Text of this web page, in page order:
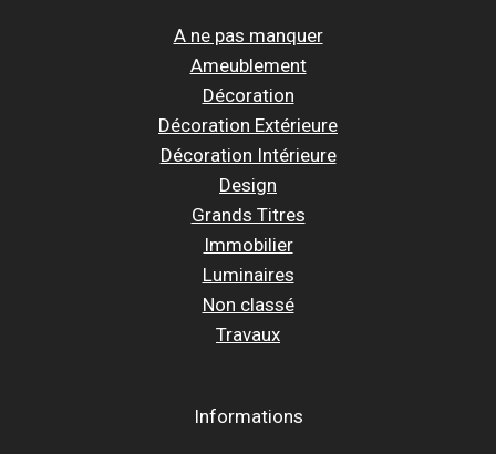
A ne pas manquer
Ameublement
Décoration
Décoration Extérieure
Décoration Intérieure
Design
Grands Titres
Immobilier
Luminaires
Non classé
Travaux
Informations